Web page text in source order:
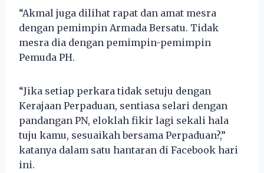
“Akmal juga dilihat rapat dan amat mesra
dengan pemimpin Armada Bersatu. Tidak
mesra dia dengan pemimpin-pemimpin
Pemuda PH.
“Jika setiap perkara tidak setuju dengan
Kerajaan Perpaduan, sentiasa selari dengan
pandangan PN, eloklah fikir lagi sekali hala
tuju kamu, sesuaikah bersama Perpaduan?,”
katanya dalam satu hantaran di Facebook hari
ini.